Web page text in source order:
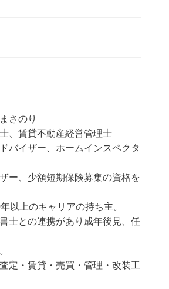
さのり
、賃貸不動産経営管理士
バイザー、ホームインスペクタ
ー、少額短期保険募集の資格を
以上のキャリアの持ち主。
士との連携があり成年後見、任
定・賃貸・売買・管理・改装工